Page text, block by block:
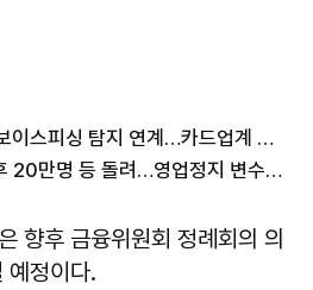
롯데카드, 통신3사 AI 보이스피싱 탐지 연계…카드업계 첫 적용
롯데카드, '해킹 유출' 후 20만명 등 돌려…영업정지 변수에 회복 '안갯속'
향후 금융위원회 정례회의 의
예정이다.